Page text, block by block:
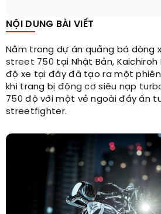
NỘI DUNG BÀI VIẾT
Nằm trong dự án quảng bá dòng
street 750 tại Nhật Bản,
độ xe tại đây đã tạo ra một
khi trang bị động cơ siêu nạp
750 độ với một vẻ ngoài đầy ấn
streetfighter.